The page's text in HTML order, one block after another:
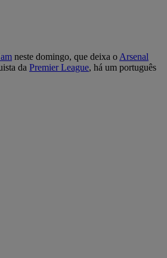
neste domingo, que deixa o Arsenal
da Premier League, há um português